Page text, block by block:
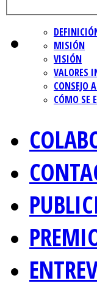
MISIÓN
VISIÓN
VALORES
CONSEJO
CÓMO SE